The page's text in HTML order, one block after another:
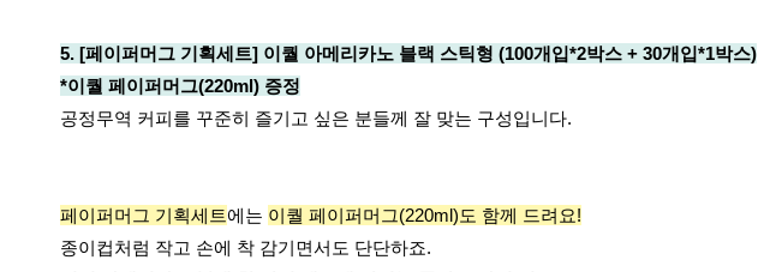
5. [페이퍼머그 기획세트] 이퀄 아메리카노 블랙 스틱형 (100개입*2박스 + 30개입*1박스)
*이퀄 페이퍼머그(220ml) 증정
공정무역 커피를 꾸준히 즐기고 싶은 분들께 잘 맞는 구성입니다.
페이퍼머그 기획세트에는 이퀄 페이퍼머그(220ml)도 함께 드려요!
종이컵처럼 작고 손에 착 감기면서도 단단하죠.